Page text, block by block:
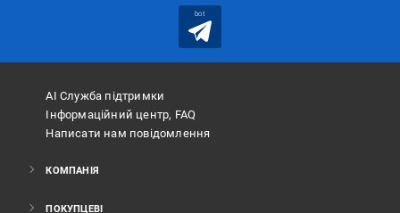
bot
АІ Служба підтримки
Інформаційний центр, FAQ
Написати нам повідомлення
КОМПАНІЯ
ПОКУПЦЕВІ